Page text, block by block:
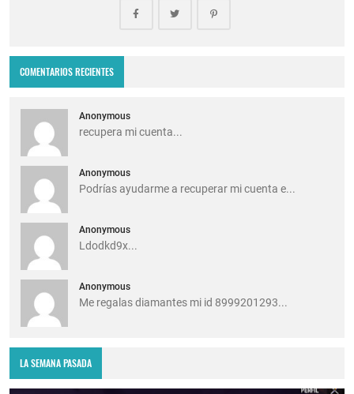
COMENTARIOS RECIENTES
Anonymous
recupera mi cuenta...
Anonymous
Podrías ayudarme a recuperar mi cuenta e...
Anonymous
Ldodkd9x...
Anonymous
Me regalas diamantes mi id 8999201293...
LA SEMANA PASADA